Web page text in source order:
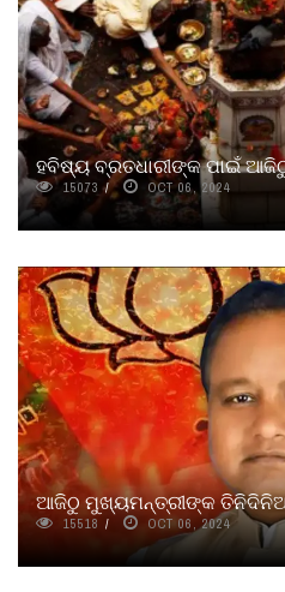
ହବିଷ୍ୟ ବ୍ରତଧାରୀଙ୍କ ପାଇଁ
15073 OCT 06, 2024
ଆଜିଠୁ ମୁଖ୍ୟମନ୍ତ୍ରୀଙ୍କ
15518 OCT 06, 2024